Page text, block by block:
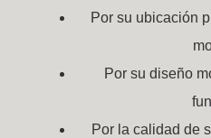
Por su ubicación
Por su diseño
Por la calidad de